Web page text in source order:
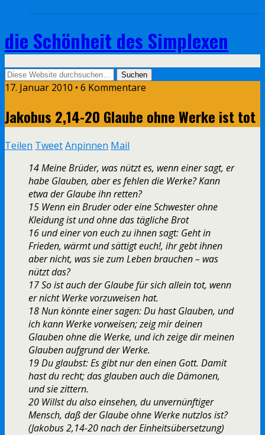
die Schönheit des Simplexen
17. Januar 2010 • 6 Kommentare
Jakobus 2,14-20 Glaube ohne Werke ist tot
Teilen TweetAnpinnen Mail
14 Meine Brüder, was nützt es, wenn einer sagt, er
habe Glauben, aber es fehlen die Werke? Kann
etwa der Glaube ihn retten?
15 Wenn ein Bruder oder eine Schwester ohne
Kleidung ist und ohne das tägliche Brot
16 und einer von euch zu ihnen sagt: Geht in
Frieden, wärmt und sättigt euch!, ihr gebt ihnen
aber nicht, was sie zum Leben brauchen – was
nützt das?
17 So ist auch der Glaube für sich allein tot, wenn
er nicht Werke vorzuweisen hat.
18 Nun könnte einer sagen: Du hast Glauben, und
ich kann Werke vorweisen; zeig mir deinen
Glauben ohne die Werke, und ich zeige dir meinen
Glauben aufgrund der Werke.
19 Du glaubst: Es gibt nur den einen Gott. Damit
hast du recht; das glauben auch die Dämonen,
und sie zittern.
20 Willst du also einsehen, du unvernünftiger
Mensch, daß der Glaube ohne Werke nutzlos ist?
(Jakobus 2,14-20 nach der Einheitsübersetzung)